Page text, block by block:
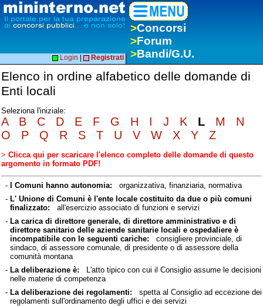
>Concorsi
>Forum
>Bandi/G.U.
Login Registrati
Elenco in ordine alfabetico delle domande di
Enti locali
Seleziona l'iniziale:
A B C D E F G H I J K L M
N
O
P Q R S T U V W X Y Z
> Clicca qui per scaricare l'elenco completo delle domande di questo
argomento in formato PDF!
- l Comuni hanno autonomia: organizzativa, finanziaria, normativa
- L' Unione di Comuni è l'ente locale costituito da due o più comuni
finalizzato: all'esercizio associato di funzioni e servizi
- La carica di direttore generale, di direttore amministrativo e di
direttore sanitario delle aziende sanitarie locali e ospedaliere è
incompatibile con le seguenti cariche: consigliere provinciale, di
sindaco, di assessore comunale, di presidente o di assessore della
comunità montana
- La deliberazione è: L'atto tipico con cui il Consiglio assume le decisioni
nelle materie di competenza
- La deliberazione dei regolamenti: spetta al Consiglio ad eccezione dei
regolamenti sull'ordinamento degli uffici e dei servizi